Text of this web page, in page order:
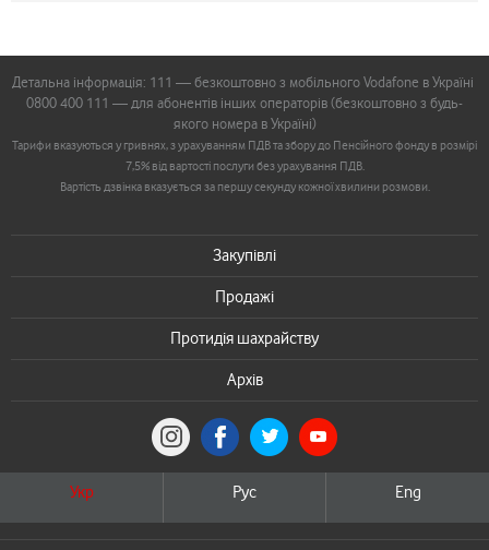
Детальна інформація: 111 — безкоштовно з мобільного Vodafone в Україні
0800 400 111 — для абонентів інших операторів (безкоштовно з будь-
якого номера в Україні)
Тарифи вказуються у гривнях, з урахуванням ПДВ та збору до Пенсійного фонду в розмірі
7,5% від вартості послуги без урахування ПДВ.
Вартість дзвінка вказується за першу секунду кожної хвилини розмови.
Закупівлі
Продажі
Протидія шахрайству
Архів
Укр Рус Eng